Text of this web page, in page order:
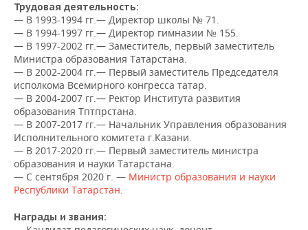
ВОЛЕЙБОЛ
КИБЕРСПОРТ
ФИГУРНОЕ КАТАНИЕ
ВОДНЫЕ ВИДЫ СПОРТА
ХОККЕЙ С МЯЧОМ
ИСТОРИЯ
КУЛЬТУРА
МЕДИЦИНА
ОБРАЗОВАНИЕ
ПРОИСШЕСТВИЯ
СПИСОК ПЕРСОН
СПИСОК КОМПАНИЙ
ПОЛНАЯ ВЕРСИЯ
Трудовая деятельность:
— В 1993-1994 гг.— Директор школы № 71.
— В 1994-1997 гг.— Директор гимназии № 155.
— В 1997-2002 гг.— Заместитель, первый заместитель
Министра образования Татарстана.
— В 2002-2004 гг.— Первый заместитель Председателя
исполкома Всемирного конгресса татар.
— В 2004-2007 гг.— Ректор Института развития
образования Тптпрстана.
— В 2007-2017 гг.— Начальник Управления образования
Исполнительного комитета г.Казани.
— В 2017-2020 гг.— Первый заместитель министра
образования и науки Татарстана.
— С сентября 2020 г. — Министр образования и науки
Республики Татарстан.
Награды и звания: